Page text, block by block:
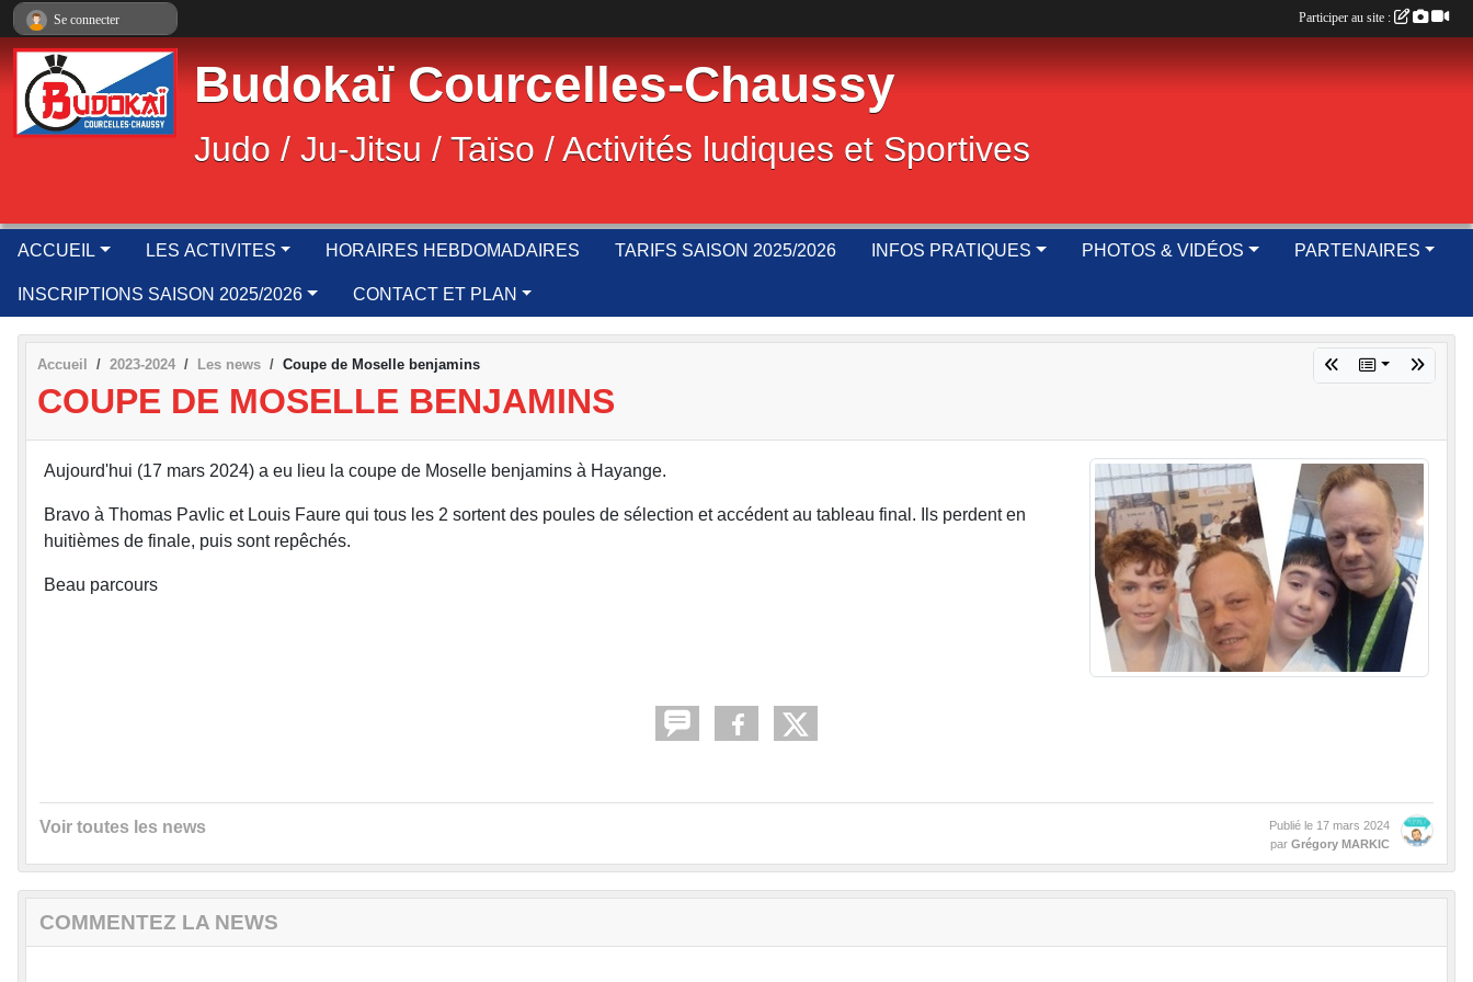
Budokaï Courcelles-Chaussy
Judo / Ju-Jitsu / Taïso / Activités ludiques et Sportives
ACCUEIL LES ACTIVITES HORAIRES HEBDOMADAIRES TARIFS SAISON 2025/2026 INFOS PRATIQUES PHOTOS & VIDÉOS PARTENAIRES
INSCRIPTIONS SAISON 2025/2026 CONTACT ET PLAN
Accueil 2023-2024 Les news Coupe de Moselle benjamins
COUPE DE MOSELLE BENJAMINS
Aujourd'hui (17 mars 2024) a eu lieu la coupe de Moselle benjamins à Hayange.
Bravo à Thomas Pavlic et Louis Faure qui tous les 2 sortent des poules de sélection et accédent au tableau final. Ils perdent en
huitièmes de finale, puis sont repêchés.
Beau parcours
Voir toutes les news Publié le 17 mars 2024
par Grégory MARKIC
COMMENTEZ LA NEWS
Se connecter Participer au site :
Panneau de gestion des cookies